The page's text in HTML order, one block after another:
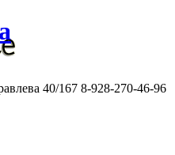
40/167 8-928-270-46-96